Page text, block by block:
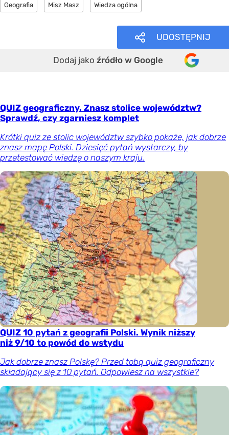
Geografia Misz Masz Wiedza ogólna
UDOSTĘPNIJ
Dodaj jako źródło w Google
QUIZ geograficzny. Znasz stolice województw?
Sprawdź, czy zgarniesz komplet
Krótki quiz ze stolic województw szybko pokaże, jak dobrze
znasz mapę Polski. Dziesięć pytań wystarczy, by
przetestować wiedzę o naszym kraju.
QUIZ 10 pytań z geografii Polski. Wynik niższy
niż 9/10 to powód do wstydu
Jak dobrze znasz Polskę? Przed tobą quiz geograficzny
składający się z 10 pytań. Odpowiesz na wszystkie?